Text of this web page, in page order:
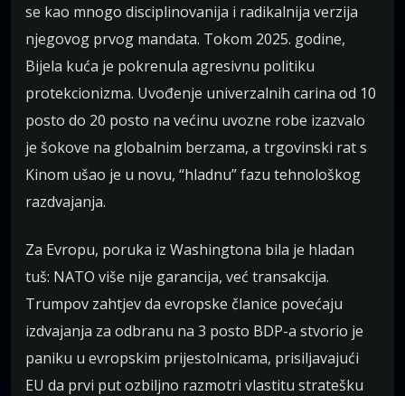
se kao mnogo disciplinovanija i radikalnija verzija
njegovog prvog mandata. Tokom 2025. godine,
Bijela kuća je pokrenula agresivnu politiku
protekcionizma. Uvođenje univerzalnih carina od 10
posto do 20 posto na većinu uvozne robe izazvalo
je šokove na globalnim berzama, a trgovinski rat s
Kinom ušao je u novu, “hladnu” fazu tehnološkog
razdvajanja.
Za Evropu, poruka iz Washingtona bila je hladan
tuš: NATO više nije garancija, već transakcija.
Trumpov zahtjev da evropske članice povećaju
izdvajanja za odbranu na 3 posto BDP-a stvorio je
paniku u evropskim prijestolnicama, prisiljavajući
EU da prvi put ozbiljno razmotri vlastitu stratešku